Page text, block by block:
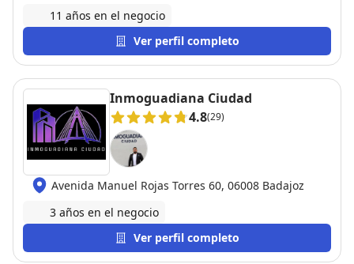
11 años en el negocio
Ver perfil completo
Inmoguadiana Ciudad
4.8(29)
Avenida Manuel Rojas Torres 60, 06008 Badajoz
3 años en el negocio
Ver perfil completo